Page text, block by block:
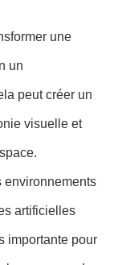
une
un
peut créer un
visuelle et
environnements
artificielles
importante pour